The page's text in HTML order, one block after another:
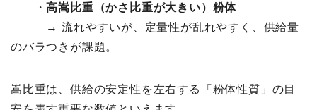
・高嵩比重（かさ比重が大きい）粉体
→ 流れやすいが、定量性が乱れやすく、供給量
のバラつきが課題。
嵩比重は、供給の安定性を左右する「粉体性質」の目